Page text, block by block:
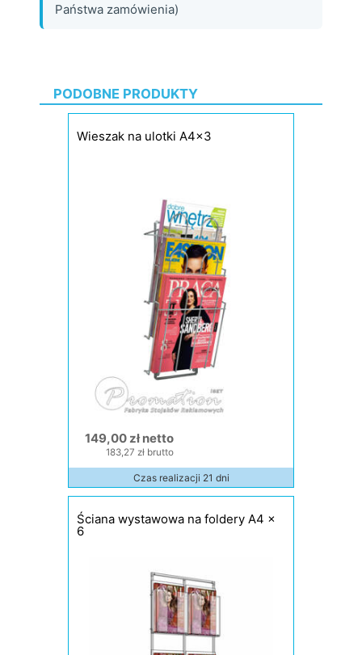
Państwa zamówienia)
PODOBNE PRODUKTY
Wieszak na ulotki A4x3
149,00 zł netto
183,27 zł brutto
Czas realizacji 21 dni
Ściana wystawowa na foldery A4 x
6